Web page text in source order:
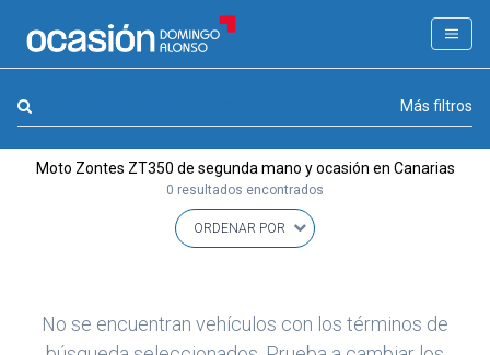
FILTROS
APPROVED
Marca
Modelo (0)
Más filtros
Moto Zontes ZT350 de segunda mano y ocasión en Canarias
0 resultados encontrados
No se encuentran vehículos con los términos de